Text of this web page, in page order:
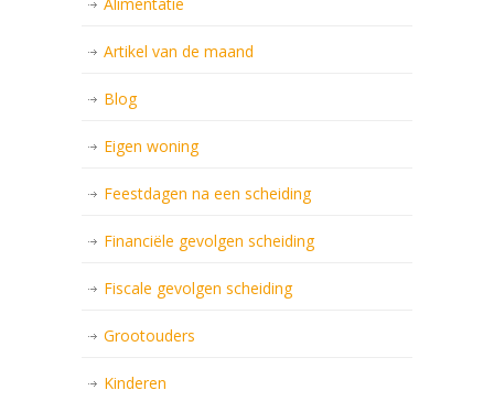
Artikel van de maand
Blog
Eigen woning
Feestdagen na een scheiding
Financiële gevolgen scheiding
Fiscale gevolgen scheiding
Grootouders
Kinderen